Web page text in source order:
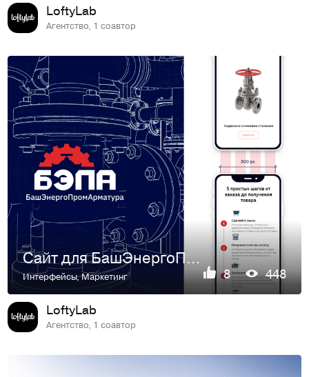
LoftyLab
Агентство, 1 соавтор
Сайт для БашЭнергоПромАрматура
Интерфейсы,Маркетинг 8 448
LoftyLab
Агентство, 1 соавтор